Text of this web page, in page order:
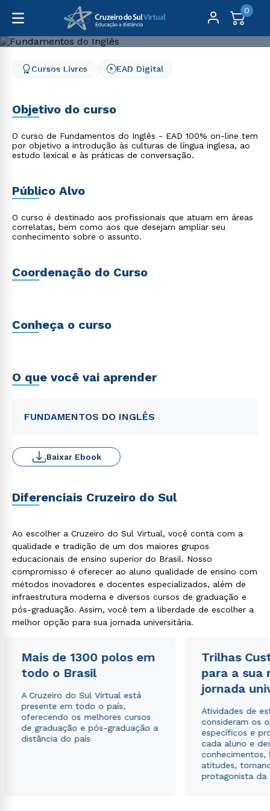
0
Cursos Livres Educação Fundamentos do Inglês
Cursos Livres EAD Digital
Objetivo do curso
O curso de Fundamentos do Inglês - EAD 100% on-line tem
por objetivo a introdução às culturas de língua inglesa, ao
estudo lexical e às práticas de conversação.
Público Alvo
O curso é destinado aos profissionais que atuam em áreas
correlatas, bem como aos que desejam ampliar seu
conhecimento sobre o assunto.
Coordenação do Curso
Conheça o curso
O que você vai aprender
FUNDAMENTOS DO INGLÊS
Baixar Ebook
Diferenciais Cruzeiro do Sul
Ao escolher a Cruzeiro do Sul Virtual, você conta com a
qualidade e tradição de um dos maiores grupos
educacionais de ensino superior do Brasil. Nosso
compromisso é oferecer ao aluno qualidade de ensino com
métodos inovadores e docentes especializados, além de
infraestrutura moderna e diversos cursos de graduação e
pós-graduação. Assim, você tem a liberdade de escolher a
melhor opção para sua jornada universitária.
Mais de 1300 polos em
todo o Brasil
A Cruzeiro do Sul Virtual está
presente em todo o país,
oferecendo os melhores cursos
de graduação e pós-graduação a
distância do país
Trilhas
para a sua
jornada
Atividades de
consideram os
específicos e
cada aluno e
conhecimentos,
atitudes,
protagonista da